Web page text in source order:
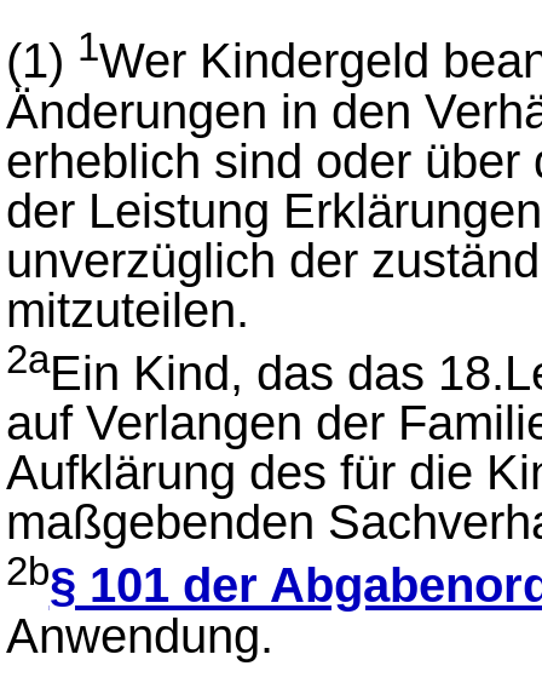
(1) 1Wer Kindergeld
Änderungen in den
erheblich sind oder
der Leistung
unverzüglich der
mitzuteilen.
2aEin Kind, das das
auf Verlangen der
Aufklärung des für die
maßgebenden
2b§ 101 der
Anwendung.